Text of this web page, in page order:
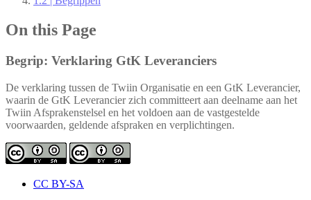
On this Page
Begrip: Verklaring GtK Leveranciers
De verklaring tussen de Twiin Organisatie en een GtK Leverancier,
waarin de GtK Leverancier zich committeert aan deelname aan het
Twiin Afsprakenstelsel en het voldoen aan de vastgestelde
voorwaarden, geldende afspraken en verplichtingen.
CC BY-SA